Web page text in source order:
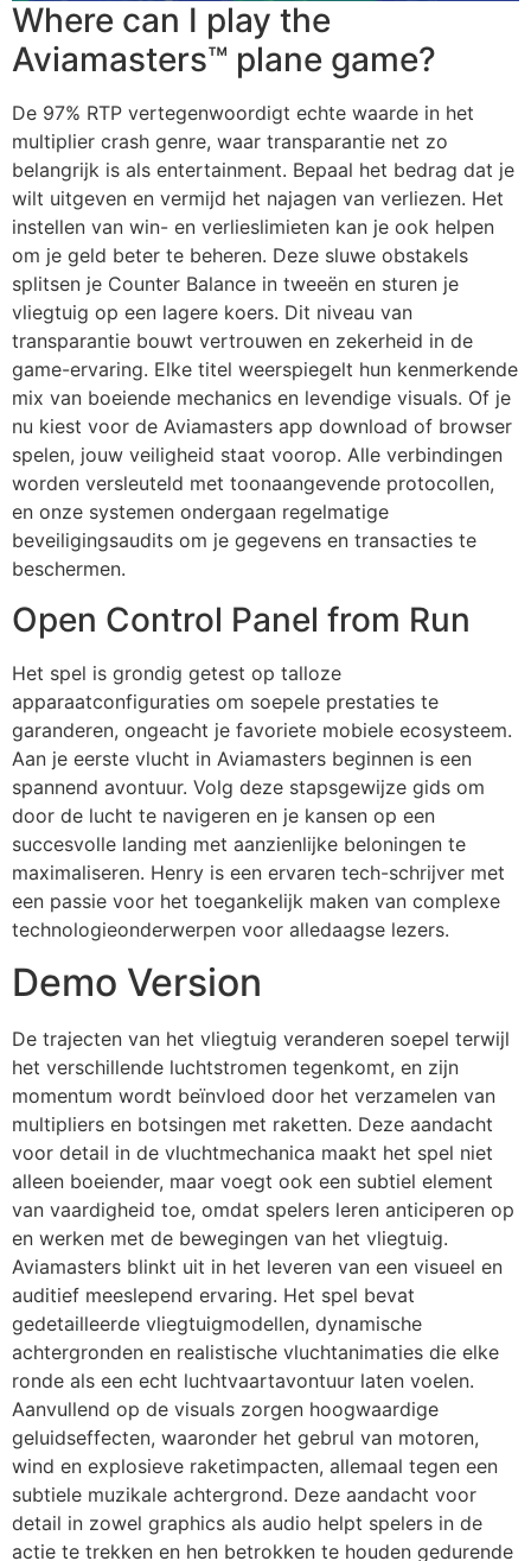
Where can I play the
Aviamasters™ plane game?
De 97% RTP vertegenwoordigt echte waarde in het
multiplier crash genre, waar transparantie net zo
belangrijk is als entertainment. Bepaal het bedrag dat je
wilt uitgeven en vermijd het najagen van verliezen. Het
instellen van win- en verlieslimieten kan je ook helpen
om je geld beter te beheren. Deze sluwe obstakels
splitsen je Counter Balance in tweeën en sturen je
vliegtuig op een lagere koers. Dit niveau van
transparantie bouwt vertrouwen en zekerheid in de
game-ervaring. Elke titel weerspiegelt hun kenmerkende
mix van boeiende mechanics en levendige visuals. Of je
nu kiest voor de Aviamasters app download of browser
spelen, jouw veiligheid staat voorop. Alle verbindingen
worden versleuteld met toonaangevende protocollen,
en onze systemen ondergaan regelmatige
beveiligingsaudits om je gegevens en transacties te
beschermen.
Open Control Panel from Run
Het spel is grondig getest op talloze
apparaatconfiguraties om soepele prestaties te
garanderen, ongeacht je favoriete mobiele ecosysteem.
Aan je eerste vlucht in Aviamasters beginnen is een
spannend avontuur. Volg deze stapsgewijze gids om
door de lucht te navigeren en je kansen op een
succesvolle landing met aanzienlijke beloningen te
maximaliseren. Henry is een ervaren tech-schrijver met
een passie voor het toegankelijk maken van complexe
technologieonderwerpen voor alledaagse lezers.
Demo Version
De trajecten van het vliegtuig veranderen soepel terwijl
het verschillende luchtstromen tegenkomt, en zijn
momentum wordt beïnvloed door het verzamelen van
multipliers en botsingen met raketten. Deze aandacht
voor detail in de vluchtmechanica maakt het spel niet
alleen boeiender, maar voegt ook een subtiel element
van vaardigheid toe, omdat spelers leren anticiperen op
en werken met de bewegingen van het vliegtuig.
Aviamasters blinkt uit in het leveren van een visueel en
auditief meeslepend ervaring. Het spel bevat
gedetailleerde vliegtuigmodellen, dynamische
achtergronden en realistische vluchtanimaties die elke
ronde als een echt luchtvaartavontuur laten voelen.
Aanvullend op de visuals zorgen hoogwaardige
geluidseffecten, waaronder het gebrul van motoren,
wind en explosieve raketimpacten, allemaal tegen een
subtiele muzikale achtergrond. Deze aandacht voor
detail in zowel graphics als audio helpt spelers in de
actie te trekken en hen betrokken te houden gedurende